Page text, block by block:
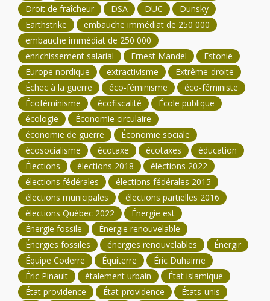
Droit de fraîcheur
DSA DUC
Dunsky
Earthstrike
embauche immédiat de 250 000
embauche immédiat de 250 000
enrichissement salarial
Ernest Mandel
Estonie
Europe nordique
extractivisme
Extrême-droite
Échec à la guerre
éco-féminisme
éco-féministe
Écoféminisme
écofiscalité
École publique
écologie
Économie circulaire
économie de guerre
Économie sociale
écosocialisme
écotaxe écotaxes
éducation
Élections
élections 2018
élections 2022
élections fédérales
élections fédérales 2015
élections municipales
élections partielles 2016
élections Québec 2022
Énergie est
Énergie fossile
Énergie renouvelable
Énergies fossiles
énergies renouvelables
Énergir
Équipe Coderre
Équiterre
Éric Duhaime
Éric Pinault
étalement urbain
État islamique
État providence
État-providence
États-unis